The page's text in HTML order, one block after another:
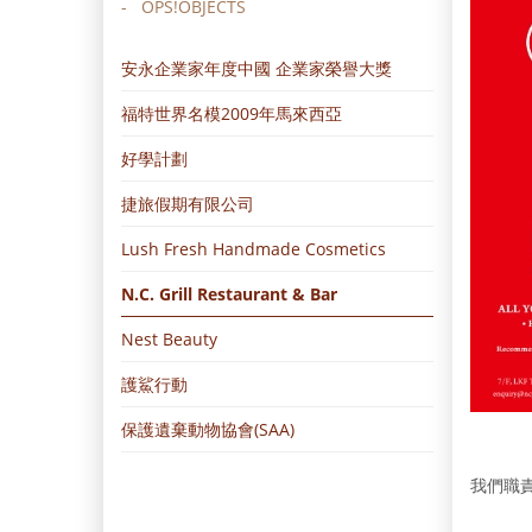
OPS!OBJECTS
安永企業家年度中國 企業家榮譽大獎
福特世界名模2009年馬來西亞
好學計劃
捷旅假期有限公司
Lush Fresh Handmade Cosmetics
N.C. Grill Restaurant & Bar
Nest Beauty
護鯊行動
保護遺棄動物協會(SAA)
我們職